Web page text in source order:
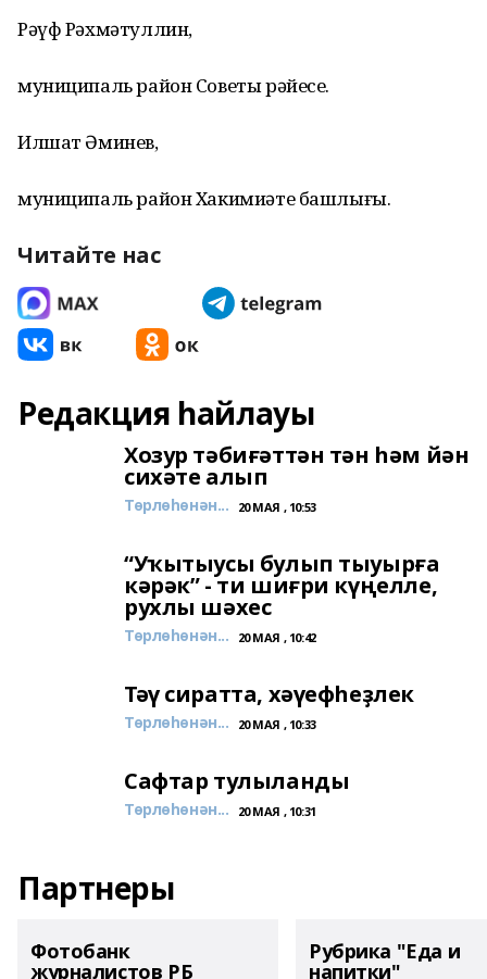
Рәүф Рәхмәтуллин,
муниципаль район Советы рәйесе.
Илшат Әминев,
муниципаль район Хакимиәте башлығы.
Читайте нас
Редакция һайлауы
Хозур тәбиғәттән тән һәм йән
сихәте алып
Төрлөһөнән... 20 МАЯ , 10:53
“Уҡытыусы булып тыуырға
кәрәк” - ти шиғри күңелле,
рухлы шәхес
Төрлөһөнән... 20 МАЯ , 10:42
Тәү сиратта, хәүефһеҙлек
Төрлөһөнән... 20 МАЯ , 10:33
Сафтар тулыланды
Төрлөһөнән... 20 МАЯ , 10:31
Партнеры
Фотобанк
журналистов РБ
Рубрика "Еда и
напитки"